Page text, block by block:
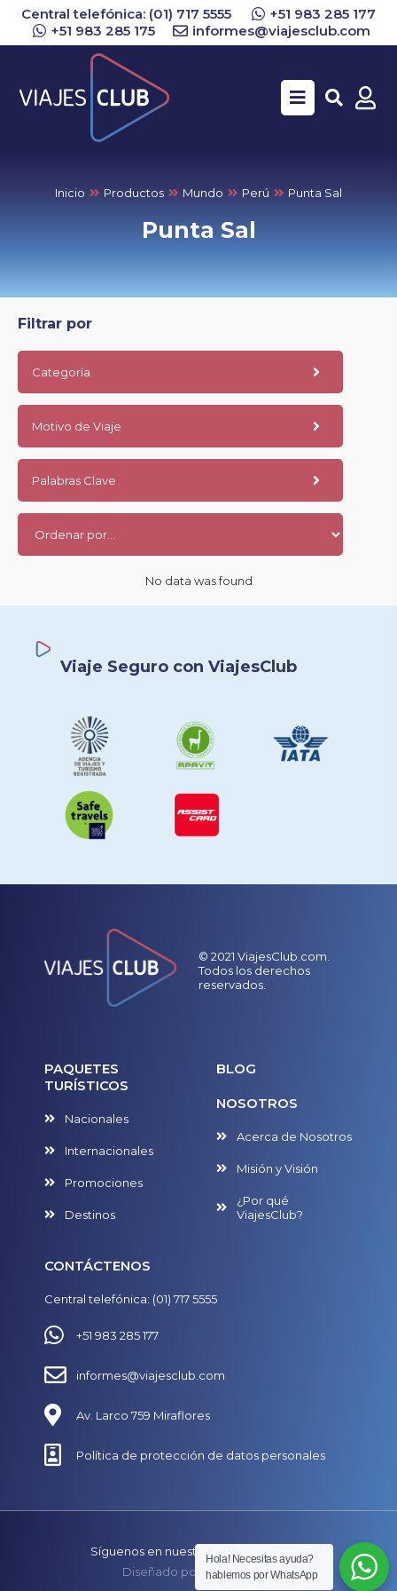
Central telefónica: (01) 717 5555
+51 983 285 177
+51 983 285 175
informes@viajesclub.com
Inicio Productos Mundo Perú Punta Sal
Punta Sal
Filtrar por
Categoría
Motivo de Viaje
Palabras Clave
No data was found
Viaje Seguro con ViajesClub
© 2021 ViajesClub.com.
Todos los derechos
reservados.
PAQUETES
TURÍSTICOS
Nacionales
Internacionales
Promociones
Destinos
BLOG
NOSOTROS
Acerca de Nosotros
Misión y Visión
¿Por qué
ViajesClub?
CONTÁCTENOS
Central telefónica: (01) 717 5555
+51 983 285 177
informes@viajesclub.com
Av. Larco 759 Miraflores
Política de protección de datos personales
Síguenos en nuestras redes
Diseñado por
SECUAZ.pe
Hola! Necesitas ayuda?
hablemos por WhatsApp